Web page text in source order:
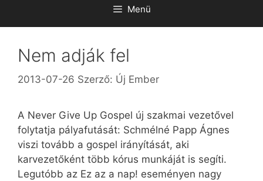
Menü
Nem adják fel
2013-07-26 Szerző: Új Ember
A Never Give Up Gospel új szakmai vezetővel
folytatja pályafutását: Schmélné Papp Ágnes
viszi tovább a gospel irányítását, aki
karvezetőként több kórus munkáját is segíti.
Legutóbb az Ez az a nap! eseményen nagy